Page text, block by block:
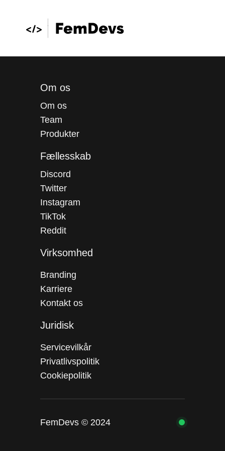
Om os
Om os
Team
Produkter
Fællesskab
Discord
Twitter
Instagram
TikTok
Reddit
Virksomhed
Branding
Karriere
Kontakt os
Juridisk
Servicevilkår
Privatlivspolitik
Cookiepolitik
FemDevs © 2024